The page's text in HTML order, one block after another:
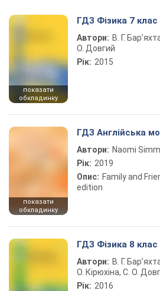
показати
обкладинку
ГДЗ Фізика 7 клас
Автори: В. Г.
О. Довгий
Рік: 2015
показати
обкладинку
ГДЗ Англійська
Автори: Naomi
Рік: 2019
Опис: Family and
edition
ГДЗ Фізика 8 клас
Автори: В. Г.
О. Кірюхіна, С. О.
Рік: 2016